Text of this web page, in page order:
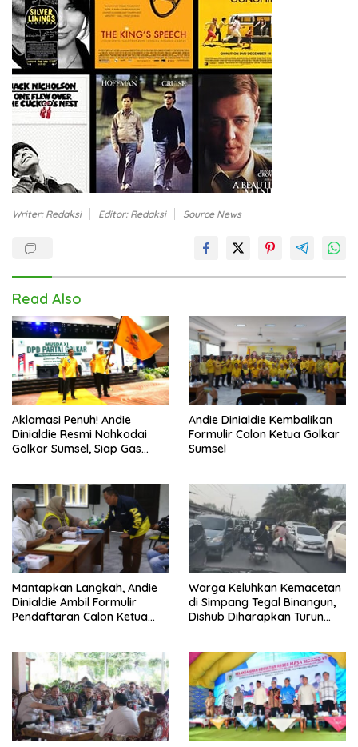
Writer: Redaksi Editor: Redaksi Source News
Read Also
Aklamasi Penuh! Andie
Dinialdie Resmi Nahkodai
Golkar Sumsel, Siap Gas
Andie Dinialdie Kembalikan
Formulir Calon Ketua Golkar
Sumsel
Mantapkan Langkah, Andie
Dinialdie Ambil Formulir
Pendaftaran Calon Ketua
Warga Keluhkan Kemacetan
di Simpang Tegal Binangun,
Dishub Diharapkan Turun